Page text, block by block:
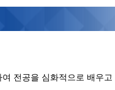
전공을 심화적 으로 배우